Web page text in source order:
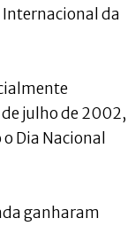
Internacional da
de julho de 2002,
Dia Nacional
ganharam